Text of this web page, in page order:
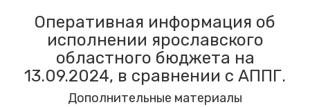
Оперативная информация об
исполнении ярославского
областного бюджета на
13.09.2024, в сравнении с АППГ.
Дополнительные материалы